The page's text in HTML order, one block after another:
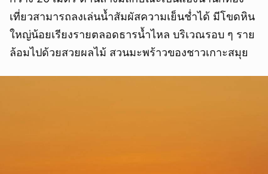
เที่ยวสามารถลงเล่นน้ำสัมผัสความเย็นช่ำได้ มีโขดหิน
ใหญ่น้อยเรียงรายตลอดธารน้ำไหล บริเวณรอบ ๆ ราย
ล้อมไปด้วยสวยผลไม้ สวนมะพร้าวของชาวเกาะสมุย